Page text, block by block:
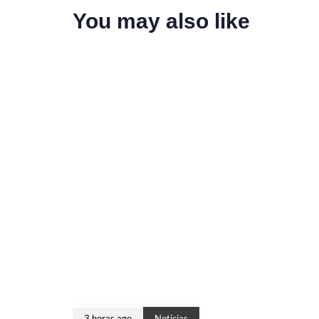
You may also like